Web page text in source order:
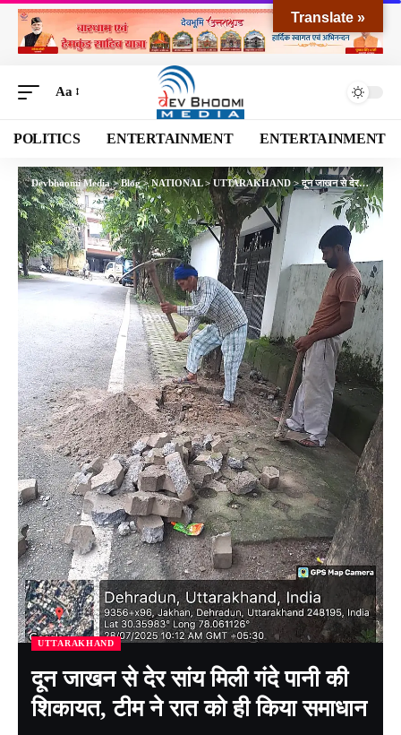
Aa
POLITICS ENTERTAINMENT ENTERTAINMENT
Devbhoomi Media>Blog>NATIONAL>UTTARAKHAND>दून जाखन से देर सांय मिली गंदे पानी की शिकायत, टीम ने रात को ही किया समाधान
UTTARAKHAND
दून जाखन से देर सांय मिली गंदे पानी की
शिकायत, टीम ने रात को ही किया समाधान
Translate »